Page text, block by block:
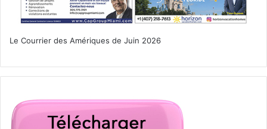
Le Courrier des Amériques de Juin 2026